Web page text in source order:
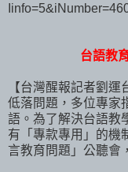
台語教
【台灣醒報記者劉
低落問題，多位專家
語。為了解決台語教
有「專款專用」的機
言教育問題」公聽會